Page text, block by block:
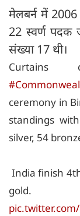
मेलबर्न में
22 स्वर्ण
संख्या 17 थी।
ceremony in
standings
silver, 54
India finish